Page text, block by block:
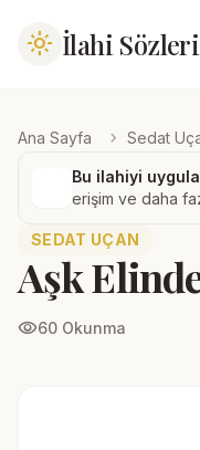
light_mode İlahi Sözleri
Ana Sayfa chevron_right Sedat
Bu ilahiyi
erişim ve daha
SEDAT UÇAN
Aşk
visibility60 Okunma